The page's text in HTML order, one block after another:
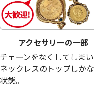
18金 (K18) メガネ
20.0g
参考買取価格
アクセサリーの一部
チェーンをなくしてしまい
ネックレスのトップしか
状態。